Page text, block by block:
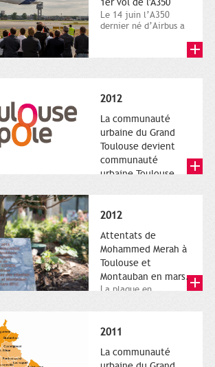
1er vol de l'A350
Le 14 juin l’A350
dernier né d’Airbus a
2012
La communauté
urbaine du Grand
Toulouse devient
communauté
urbaine Toulouse
Métropole,
représentant l'anneau
de Moëbius.
2012
Attentats de
Mohammed Merah à
Toulouse et
Montauban en mars.
La plaque en
Charles-de-Gaulle.
2011
La communauté